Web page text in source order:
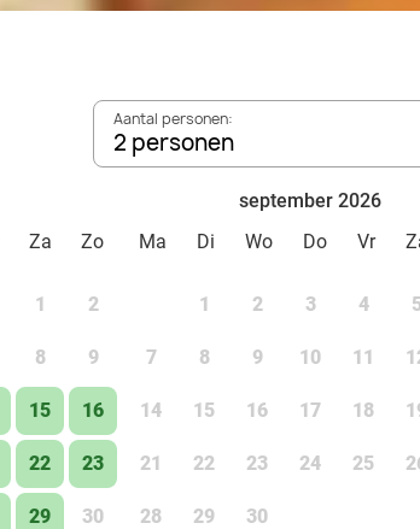
Aantal personen:
2 personen
Za Zo
1 2
8 9
15 16
22 23
29 30
september 2026
Ma
Di Wo Do Vr
1 2 3 4
7 8 9 10 11
14 15 16 17 18
21 22 23 24 25
28 29 30